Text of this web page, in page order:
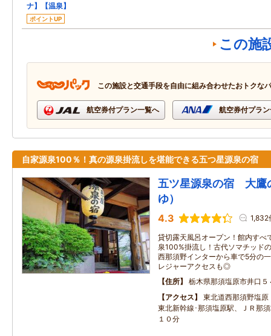
ナ】【温泉】
ポイントUP
この施
この施設と交通手段を自由に組み合わせたおトクな
航空券付プラン一覧へ 航空券付プラ
自家源泉100％！真の源泉掛流しを堪能できる五つ星源泉の宿
五ツ星源泉の宿 大鷹
ゆ）
4.3 1,832
貸切露天風呂オープン！館内すべ
泉100%掛流し！古代ソマチッド
西那須野インターから車で5分の
レジャーアクセスも◎
住所
栃木県那須塩原市井口５
アクセス
東北道西那須野塩
東北新幹線･那須塩原駅、ＪＲ那
１０分